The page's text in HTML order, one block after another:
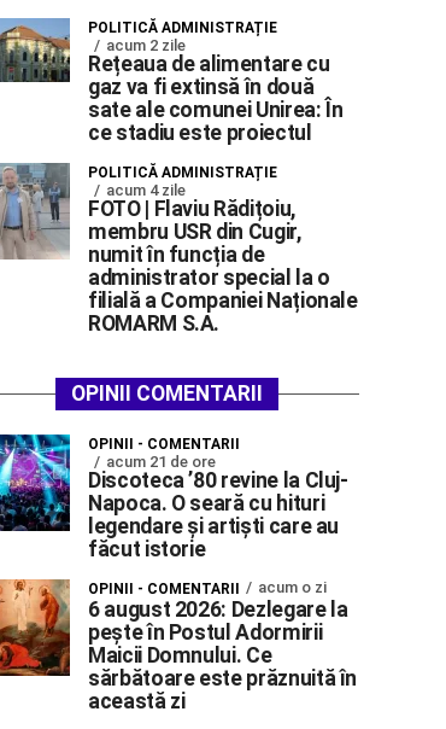
POLITICĂ ADMINISTRAȚIE
acum 2 zile
Rețeaua de alimentare cu
gaz va fi extinsă în două
sate ale comunei Unirea: În
ce stadiu este proiectul
POLITICĂ ADMINISTRAȚIE
acum 4 zile
FOTO | Flaviu Rădițoiu,
membru USR din Cugir,
numit în funcția de
administrator special la o
filială a Companiei Naționale
ROMARM S.A.
OPINII COMENTARII
OPINII - COMENTARII
acum 21 de ore
Discoteca ’80 revine la Cluj-
Napoca. O seară cu hituri
legendare și artiști care au
făcut istorie
OPINII - COMENTARII acum o zi
6 august 2026: Dezlegare la
pește în Postul Adormirii
Maicii Domnului. Ce
sărbătoare este prăznuită în
această zi